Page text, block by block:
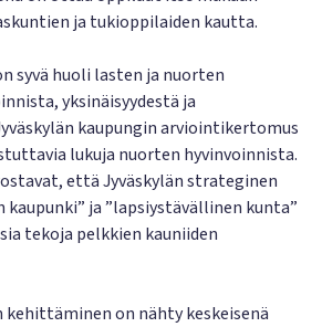
ja tukioppilaiden kautta.
syvä huoli lasten ja nuorten
yksinäisyydestä ja
kaupungin arviointikertomus
lukuja nuorten hyvinvoinnista.
että Jyväskylän strateginen
ja ”lapsiystävällinen kunta”
tekoja pelkkien kauniiden
on nähty keskeisenä